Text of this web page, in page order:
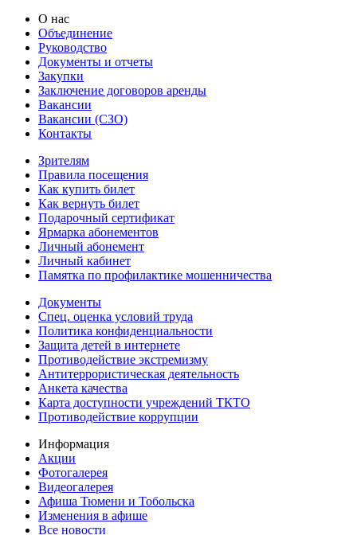
О нас
Объединение
Руководство
Документы и отчеты
Закупки
Заключение договоров аренды
Вакансии
Вакансии (СЗО)
Контакты
Зрителям
Правила посещения
Как купить билет
Как вернуть билет
Подарочный сертификат
Ярмарка абонементов
Личный абонемент
Личный кабинет
Памятка по профилактике мошенничества
Документы
Спец. оценка условий труда
Политика конфиденциальности
Защита детей в интернете
Противодействие экстремизму
Антитеррористическая деятельность
Анкета качества
Карта доступности учреждений ТКТО
Противодействие коррупции
Информация
Акции
Фотогалерея
Видеогалерея
Афиша Тюмени и Тобольска
Изменения в афише
Все новости